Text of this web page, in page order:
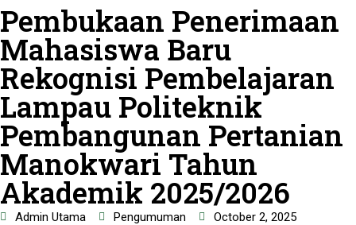
Pembukaan Penerimaan
Mahasiswa Baru
Rekognisi Pembelajaran
Lampau Politeknik
Pembangunan Pertanian
Manokwari Tahun
Akademik 2025/2026
Admin Utama Pengumuman
October 2, 2025